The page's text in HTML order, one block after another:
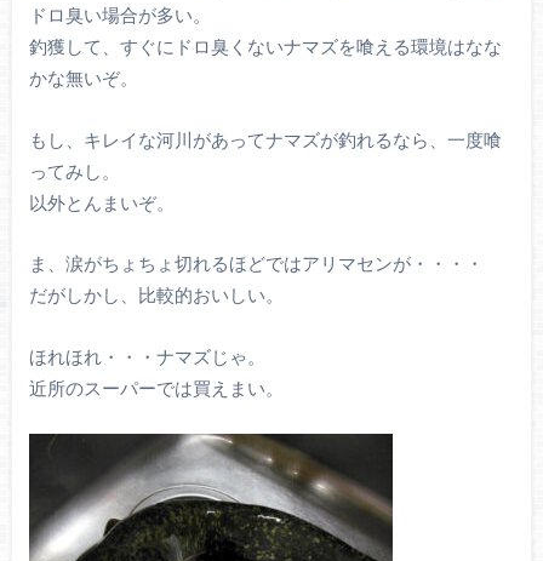
ドロ臭い場合が多い。
釣獲して、すぐにドロ臭くないナマズを喰える環境はなな
かな無いぞ。
もし、キレイな河川があってナマズが釣れるなら、一度喰
ってみし。
以外とんまいぞ。
ま、涙がちょちょ切れるほどではアリマセンが・・・・
だがしかし、比較的おいしい。
ほれほれ・・・ナマズじゃ。
近所のスーパーでは買えまい。